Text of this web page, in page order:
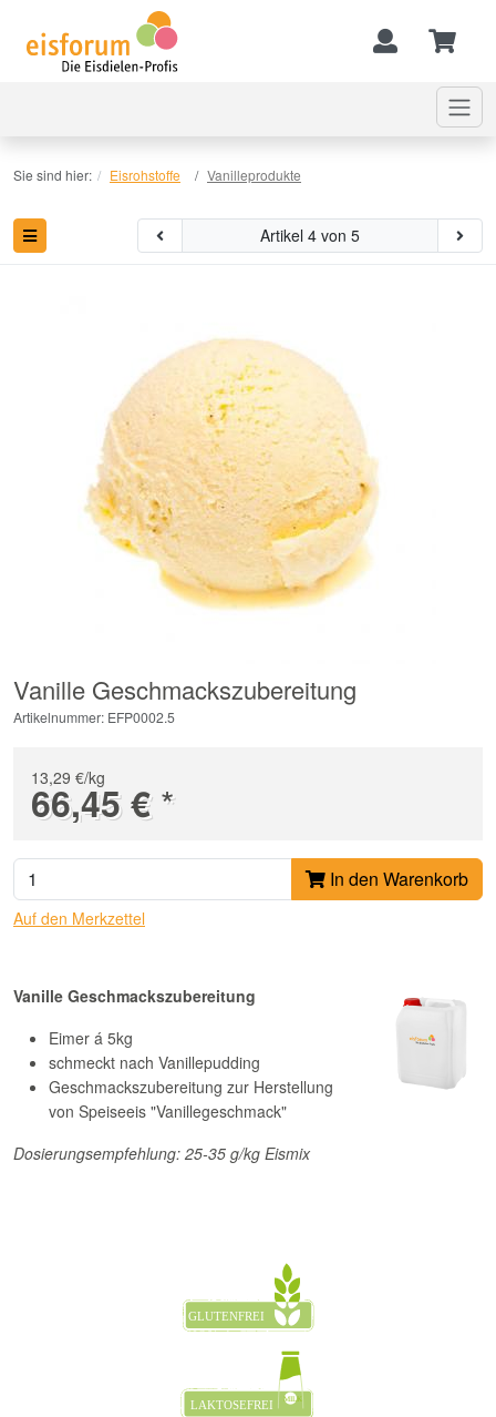
Sie sind hier: Eisrohstoffe Vanilleprodukte
Artikel 4 von 5
Vanille Geschmackszubereitung
Artikelnummer: EFP0002.5
13,29 €/kg
66,45 € *
In den Warenkorb
Auf den Merkzettel
Vanille Geschmackszubereitung
Eimer á 5kg
schmeckt nach Vanillepudding
Geschmackszubereitung zur Herstellung
von Speiseeis "Vanillegeschmack"
Dosierungsempfehlung: 25-35 g/kg Eismix